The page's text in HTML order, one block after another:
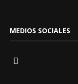
MEDIOS SOCIALES